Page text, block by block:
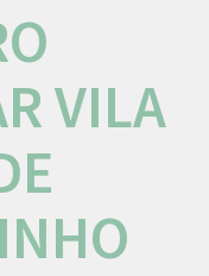
VILA